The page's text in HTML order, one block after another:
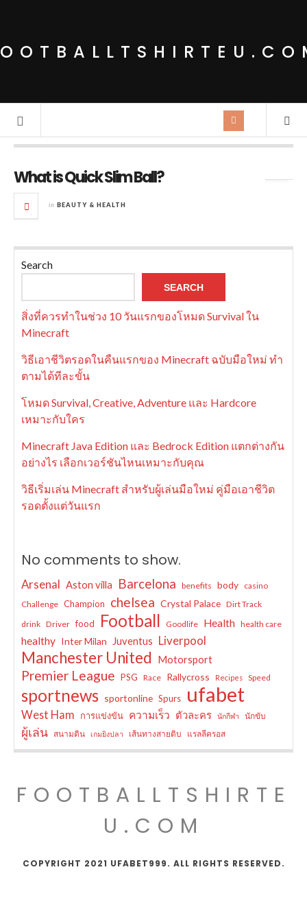
What is Quick Slim Ball?
in BEAUTY & HEALTH
Search
SEARCH
สิ่งที่ควรทำในช่วง 10 วันแรกของโหมด Survival ใน
Minecraft
วิธีเอาชีวิตรอดในคืนแรกของ Minecraft ฉบับมือใหม่ ทำ
ตามได้ทีละขั้น
โหมด Survival, Creative, Adventure และ Hardcore
เหมาะกับใคร
Minecraft Java Edition และ Bedrock Edition แตกต่างกัน
อย่างไร เลือกเวอร์ชันไหนเหมาะกับคุณ
วิธีเริ่มเล่น Minecraft สำหรับผู้เล่นมือใหม่ คู่มือเอาชีวิต
รอดตั้งแต่วันแรก
No comments to show.
Arsenal Aston villa Barcelona benefits body casino
Challenge Champion chelsea Crystal Palace Dirt Track
drink Driver food Football Goodlife Health health care
healthy Inter Milan Juventus Liverpool
Manchester United Motorsport
Premier League PSG Race Rallycross Recipes Speed
sportnews sportonline Spurs ufabet
West Ham การแข่งขัน ความเร็ว ตัวละคร นักกีฬา นักขับ
ผู้เล่น สนามดิน เกมยิงปลา เส้นทางสายดิบ แรลลีครอส
FOOTBALLTSHIRTE
U.COM
COPYRIGHT 2021 UFABET999. ALL RIGHTS RESERVED.